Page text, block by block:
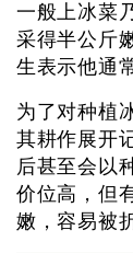
一般上冰菜
采得半公斤
生表示他通
为了对种植
其耕作展开
后甚至会以
价位高，但
嫩，容易被